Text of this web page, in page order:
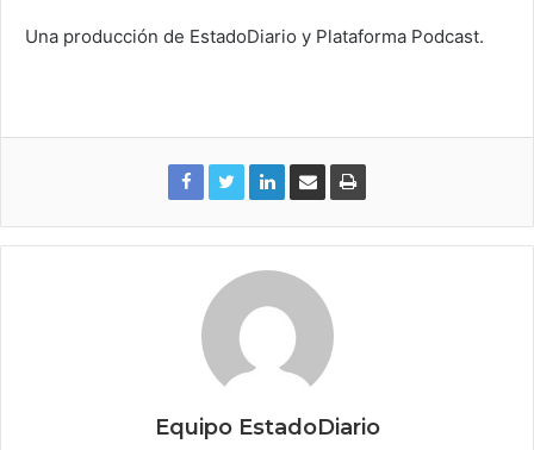
Una producción de EstadoDiario y Plataforma Podcast.
Equipo EstadoDiario